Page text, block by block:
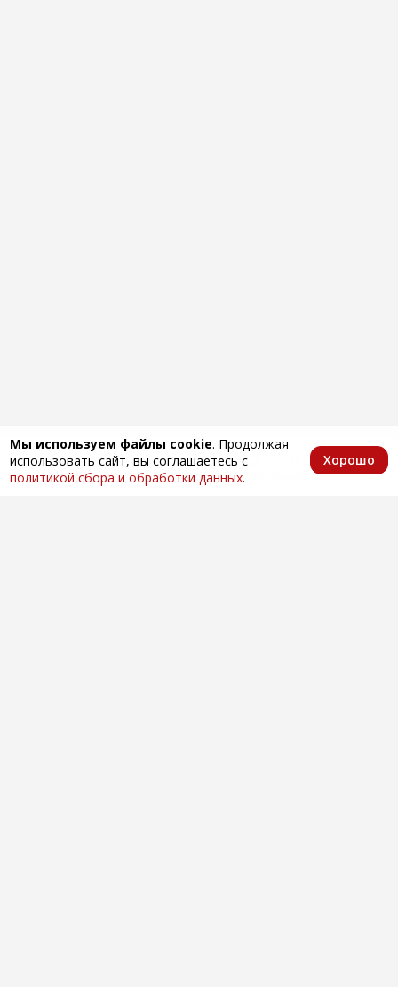
Мы используем файлы cookie. Продолжая
использовать сайт, вы соглашаетесь с
политикой сбора и обработки данных.
Хорошо
Главная КаталогИзбранноеКорзина Аккаунт